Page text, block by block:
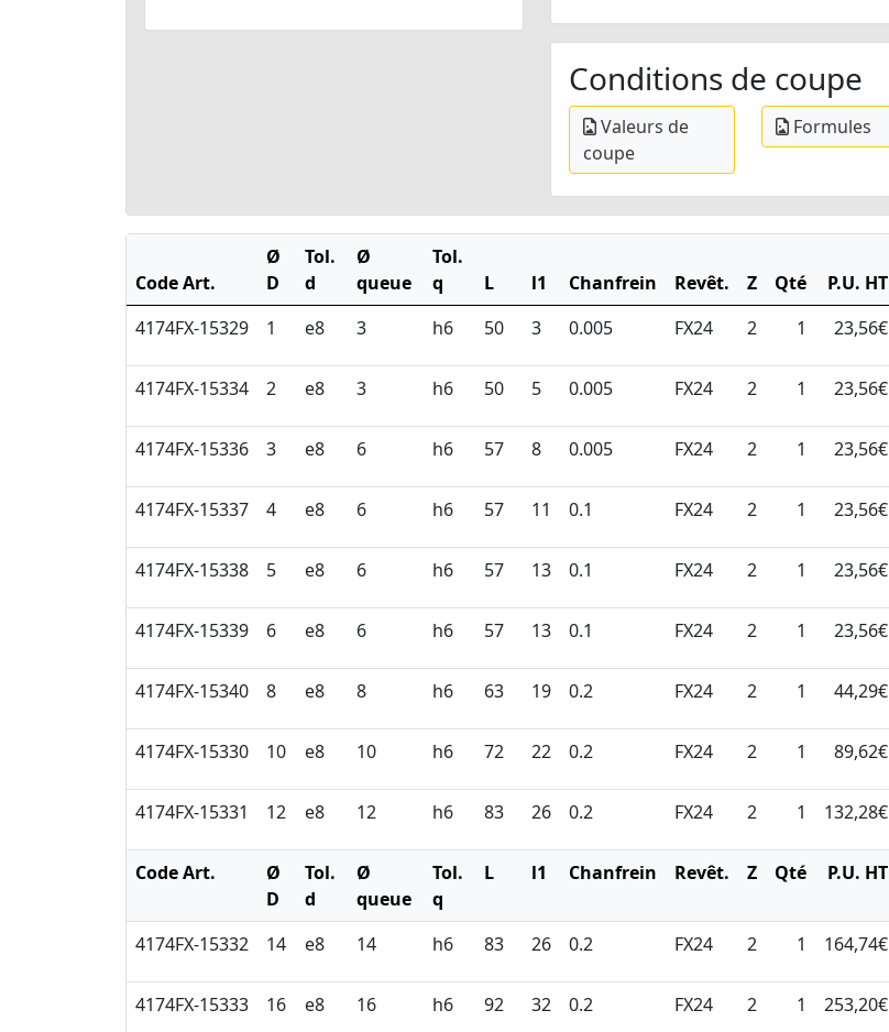
Conditions de coupe
Valeurs de
coupe
Formules
Code Art.
Ø
D
Tol.
d
Ø
queue
Tol.
q
L l1 Chanfrein Revêt. Z Qté P.U. HT
4174FX-15329
1 e8 3 h6 50 3 0.005 FX24 2 1 23,56€
4174FX-15334 2 e8 3 h6 50 5 0.005 FX24 2 1 23,56€
4174FX-15336 3 e8 6 h6 57 8 0.005 FX24 2 1 23,56€
4174FX-15337 4 e8 6 h6 57 11 0.1 FX24 2 1 23,56€
4174FX-15338 5 e8 6 h6 57 13 0.1 FX24 2 1 23,56€
4174FX-15339 6 e8 6 h6 57 13 0.1 FX24 2 1 23,56€
4174FX-15340 8 e8 8 h6 63 19 0.2 FX24 2 1 44,29€
4174FX-15330 10 e8 10 h6 72 22 0.2 FX24 2 1 89,62€
4174FX-15331 12 e8 12 h6 83 26 0.2 FX24 2 1 132,28€
Code Art.
Ø
D
Tol.
d
Ø
queue
Tol.
q
L l1 Chanfrein Revêt. Z Qté P.U. HT
4174FX-15332 14 e8 14 h6 83 26 0.2 FX24 2 1 164,74€
4174FX-15333 16 e8 16 h6 92 32 0.2 FX24 2 1 253,20€